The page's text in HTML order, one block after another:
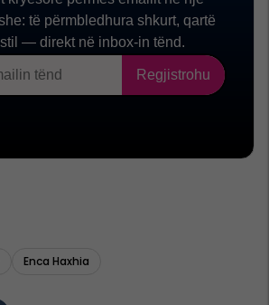
Enca Haxhia